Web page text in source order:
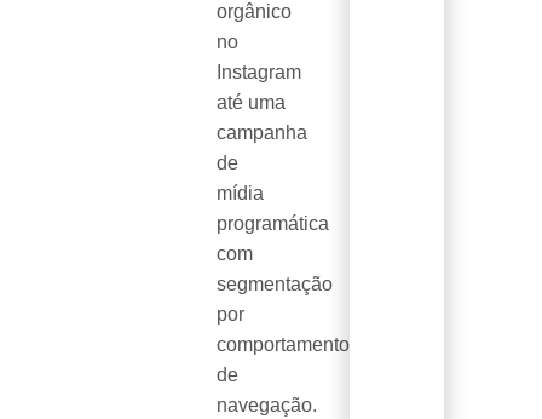
orgânico
no
Instagram
até uma
campanha
de
mídia
programática
com
segmentação
por
comportamento
de
navegação.